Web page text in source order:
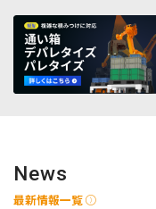
News
最新情報一覧